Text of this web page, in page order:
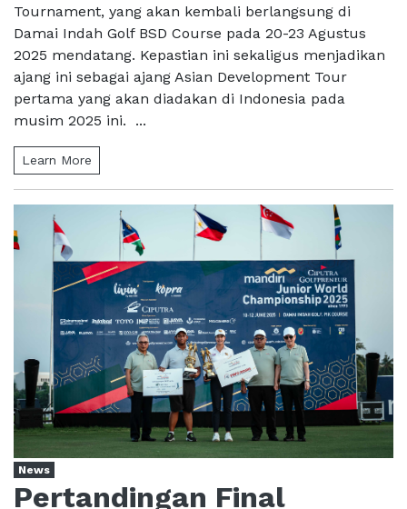
Tournament, yang akan kembali berlangsung di
Damai Indah Golf BSD Course pada 20-23 Agustus
2025 mendatang. Kepastian ini sekaligus menjadikan
ajang ini sebagai ajang Asian Development Tour
pertama yang akan diadakan di Indonesia pada
musim 2025 ini. ...
Learn More
News
Pertandingan Final